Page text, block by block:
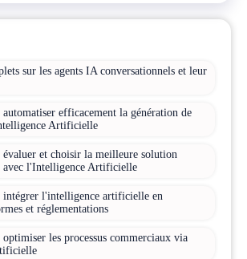
sur les agents IA conversationnels et leur
efficacement la génération de
Artificielle
évaluer et choisir la meilleure solution
avec l'Intelligence Artificielle
intégrer l'intelligence artificielle en
et réglementations
les processus commerciaux via